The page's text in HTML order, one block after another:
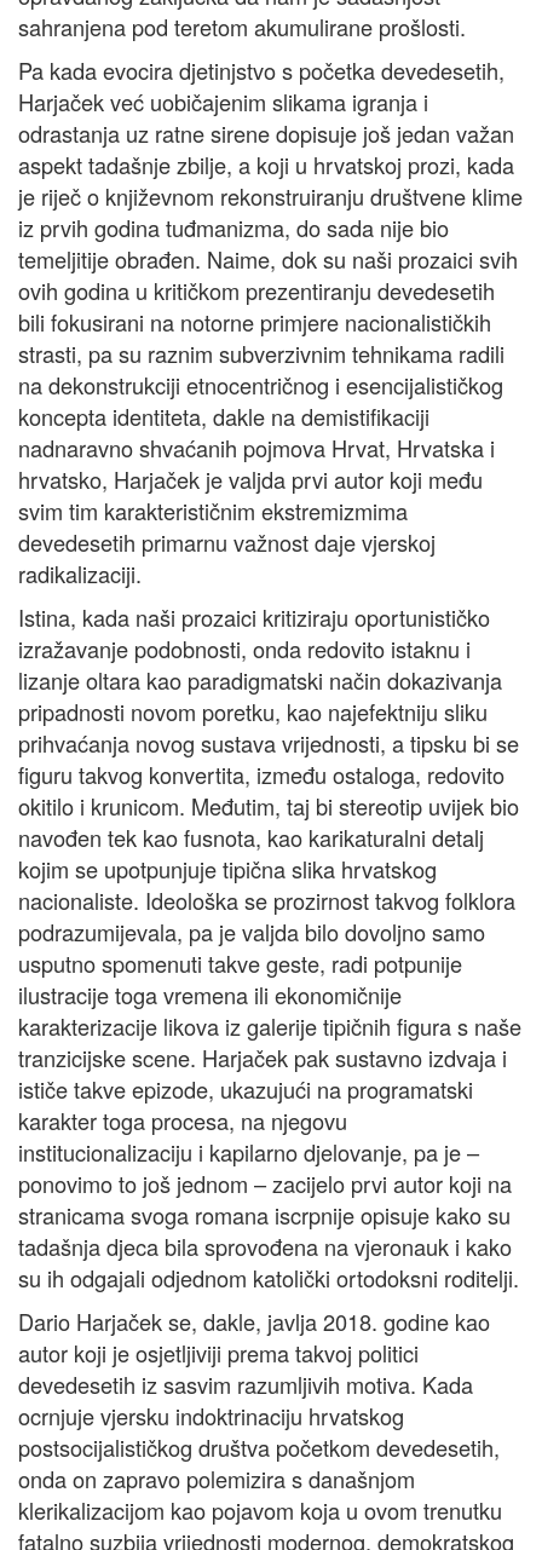
sahranjena pod teretom akumulirane prošlosti.
Pa kada evocira djetinjstvo s početka devedesetih,
Harjaček već uobičajenim slikama igranja i
odrastanja uz ratne sirene dopisuje još jedan važan
aspekt tadašnje zbilje, a koji u hrvatskoj prozi, kada
je riječ o književnom rekonstruiranju društvene klime
iz prvih godina tuđmanizma, do sada nije bio
temeljitije obrađen. Naime, dok su naši prozaici svih
ovih godina u kritičkom prezentiranju devedesetih
bili fokusirani na notorne primjere nacionalističkih
strasti, pa su raznim subverzivnim tehnikama radili
na dekonstrukciji etnocentričnog i esencijalističkog
koncepta identiteta, dakle na demistifikaciji
nadnaravno shvaćanih pojmova Hrvat, Hrvatska i
hrvatsko, Harjaček je valjda prvi autor koji među
svim tim karakterističnim ekstremizmima
devedesetih primarnu važnost daje vjerskoj
radikalizaciji.
Istina, kada naši prozaici kritiziraju oportunističko
izražavanje podobnosti, onda redovito istaknu i
lizanje oltara kao paradigmatski način dokazivanja
pripadnosti novom poretku, kao najefektniju sliku
prihvaćanja novog sustava vrijednosti, a tipsku bi se
figuru takvog konvertita, između ostaloga, redovito
okitilo i krunicom. Međutim, taj bi stereotip uvijek bio
navođen tek kao fusnota, kao karikaturalni detalj
kojim se upotpunjuje tipična slika hrvatskog
nacionaliste. Ideološka se prozirnost takvog folklora
podrazumijevala, pa je valjda bilo dovoljno samo
usputno spomenuti takve geste, radi potpunije
ilustracije toga vremena ili ekonomičnije
karakterizacije likova iz galerije tipičnih figura s naše
tranzicijske scene. Harjaček pak sustavno izdvaja i
ističe takve epizode, ukazujući na programatski
karakter toga procesa, na njegovu
institucionalizaciju i kapilarno djelovanje, pa je –
ponovimo to još jednom – zacijelo prvi autor koji na
stranicama svoga romana iscrpnije opisuje kako su
tadašnja djeca bila sprovođena na vjeronauk i kako
su ih odgajali odjednom katolički ortodoksni roditelji.
Dario Harjaček se, dakle, javlja 2018. godine kao
autor koji je osjetljiviji prema takvoj politici
devedesetih iz sasvim razumljivih motiva. Kada
ocrnjuje vjersku indoktrinaciju hrvatskog
postsocijalističkog društva početkom devedesetih,
onda on zapravo polemizira s današnjom
klerikalizacijom kao pojavom koja u ovom trenutku
fatalno suzbija vrijednosti modernog, demokratskog